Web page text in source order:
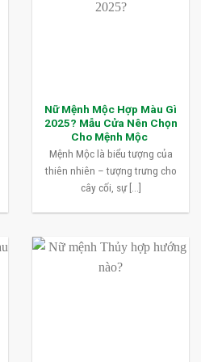
Nữ Mệnh Mộc Hợp Màu Gì
2025? Mẫu Cửa Nên Chọn
Cho Mệnh Mộc
Mệnh Mộc là biểu tượng của
thiên nhiên – tượng trưng cho
cây cối, sự [...]